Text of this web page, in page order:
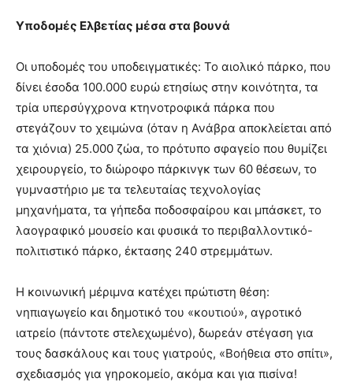
Υποδομές Ελβετίας μέσα στα βουνά
Οι υποδομές του υποδειγματικές: Το αιολικό πάρκο, που
δίνει έσοδα 100.000 ευρώ ετησίως στην κοινότητα, τα
τρία υπερσύγχρονα κτηνοτροφικά πάρκα που
στεγάζουν το χειμώνα (όταν η Ανάβρα αποκλείεται από
τα χιόνια) 25.000 ζώα, το πρότυπο σφαγείο που θυμίζει
χειρουργείο, το διώροφο πάρκινγκ των 60 θέσεων, το
γυμναστήριο με τα τελευταίας τεχνολογίας
μηχανήματα, τα γήπεδα ποδοσφαίρου και μπάσκετ, το
λαογραφικό μουσείο και φυσικά το περιβαλλοντικό-
πολιτιστικό πάρκο, έκτασης 240 στρεμμάτων.
Η κοινωνική μέριμνα κατέχει πρώτιστη θέση:
νηπιαγωγείο και δημοτικό του «κουτιού», αγροτικό
ιατρείο (πάντοτε στελεχωμένο), δωρεάν στέγαση για
τους δασκάλους και τους γιατρούς, «Βοήθεια στο σπίτι»,
σχεδιασμός για γηροκομείο, ακόμα και για πισίνα!